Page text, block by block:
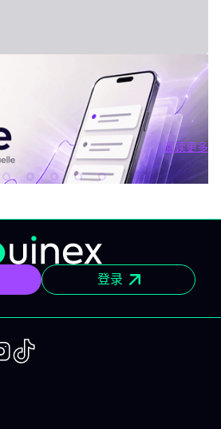
月仅29欧元 清晰的计划、市场简报和回
脑，仅此而已。 问题不在于信息匮乏，
分析、相互矛盾的观点和信号交织在市
把事情留到“以后”，最后只能被动应对市
正是基于这个现象而诞生的。每月
IVT的核心内容通知。 IVLite究竟是什
问权，仅此而已。 具体来说，你会在手机
的清晰计划、短期及中期简报和市场回
不会有无关填充内容。 专为积极投资、
法整天盯着屏幕的人设计。 你将获得哪
清晰的情景与关键位，一目了然。你会明
确的计划 预设了操作框架：关注区域、
临场才应付市场，而是有备而来。 短中
住波动性；趋势确定时，我们有系统地
猜测，也不是市井杂音。 IVLite的一天
如下： 07:45 晨间简报 开盘前设定今日
40 明确关注点、操作情景、失效
趋势形成时，科学跟随。 22:05 市场回
阅读更多
阅读
登录